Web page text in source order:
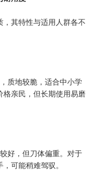
其特性与适用人群各不
质地较脆，适合中小学
亲民，但长期使用易磨
好，但刀体偏重。对于
可能稍难驾驭。